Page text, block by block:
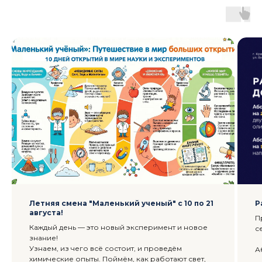
Летняя смена "Маленький ученый" с 10 по 21
августа!
Каждый день — это новый эксперимент и новое
знание!
Узнаем, из чего всё состоит, и проведём
химические опыты. Поймём, как работают свет,